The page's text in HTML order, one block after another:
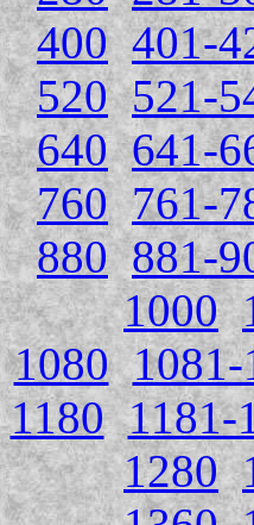
400 401-
520 521-
640 641-
760 761-
880 881-
1000
1080 1081-
1180 1181-
1280